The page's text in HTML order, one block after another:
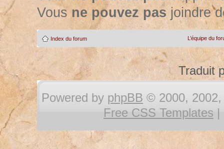
Vous ne pouvez pas joindre
Index du forum L’équipe du
Traduit
Powered by phpBB © 2000, 2002,
Free CSS Templates |